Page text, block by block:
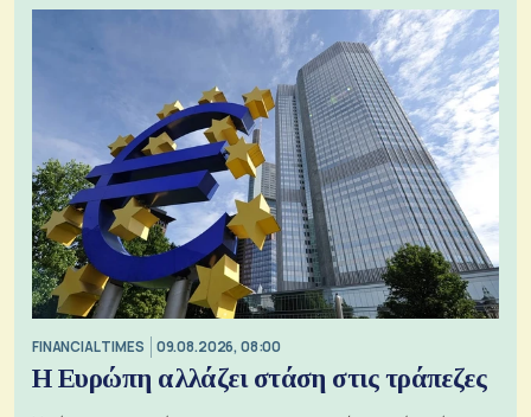
FINANCIAL TIMES 09.08.2026, 08:00
Η Ευρώπη αλλάζει στάση στις τράπεζες